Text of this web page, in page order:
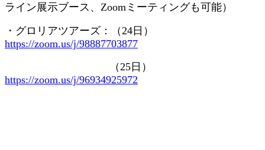
ライン展示ブース、 Zoom ミーティングも可能）
・グロリアツアーズ：（24 日）
https://zoom.us/j/98887703877
（25 日）
https://zoom.us/j/96934925972